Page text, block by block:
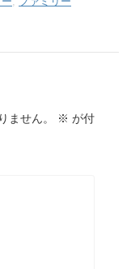
ません。 ※ が付